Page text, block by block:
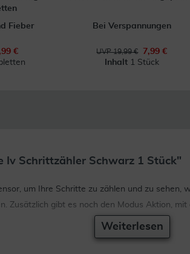
Fieber
€
Bei Verspannungen
UVP 19,99 €
7,99 €
Inhalt 1 Stück
Schrittzähler Schwarz 1 Stück"
um Ihre Schritte zu zählen und zu sehen,
Zusätzlich gibt es noch den Modus Aktion,
Weiterlesen